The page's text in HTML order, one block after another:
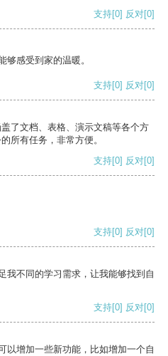
支持[0] 反对[0]
够感受到家的温暖。
支持[0] 反对[0]
了文档、表格、演示文稿等各个方
所有任务，非常方便。
支持[0] 反对[0]
支持[0] 反对[0]
我不同的学习需求，让我能够找到自
支持[0] 反对[0]
以增加一些新功能，比如增加一个自